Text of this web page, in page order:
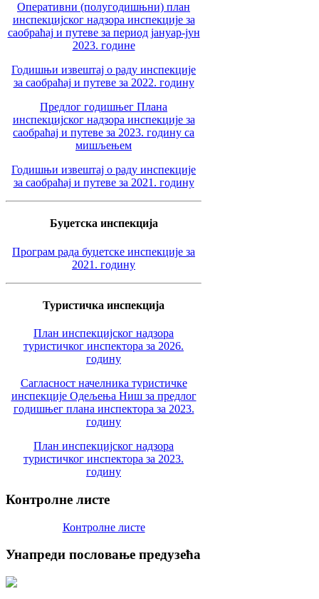
Оперативни (полугодишњни) план
инспекцијског надзора инспекције за
саобраћај и путеве за период јануар-јун
2023. године
Годишњи извештај о раду инспекције
за саобраћај и путеве за 2022. годину
Предлог годишњег Плана
инспекцијског надзора инспекције за
саобраћај и путеве за 2023. годину са
мишљењем
Годишњи извештај о раду инспекције
за саобраћај и путеве за 2021. годину
Буџетска инспекција
Програм рада буџетске инспекције за
2021. годину
Туристичка инспекција
План инспекцијског надзора
туристичког инспектора за 2026.
годину
Сагласност начелника туристичке
инспекције Одељења Ниш за предлог
годишњег плана инспектора за 2023.
годину
План инспекцијског надзора
туристичког инспектора за 2023.
годину
Контролне листе
Контролне листе
Унапреди пословање предузећа